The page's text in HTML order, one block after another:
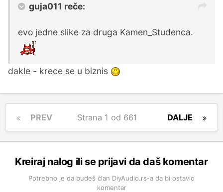
guja011 reče:
evo jedne slike za druga Kamen_Studenca.
dakle - krece se u biznis
PREV DALJE
Strana 1 od 661
Kreiraj nalog ili se prijavi da daš komentar
Potrebno je da budeš član DiyAudio.rs-a da bi ostavio
komentar